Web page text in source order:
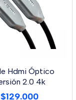
Hdmi Óptico
2.0 4k
$129.000